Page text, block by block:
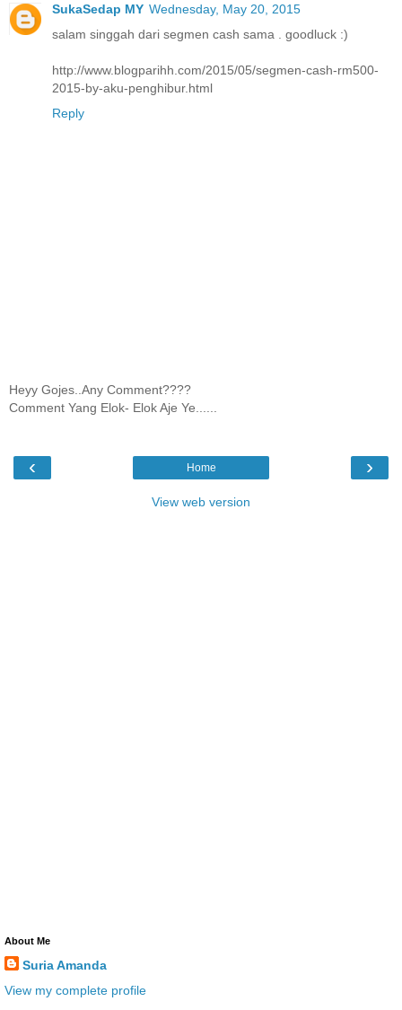
SukaSedap MY Wednesday, May 20, 2015
salam singgah dari segmen cash sama . goodluck :)
http://www.blogparihh.com/2015/05/segmen-cash-rm500-
2015-by-aku-penghibur.html
Reply
Heyy Gojes..Any Comment????
Comment Yang Elok- Elok Aje Ye......
‹ ›
Home
View web version
About Me
Suria Amanda
View my complete profile